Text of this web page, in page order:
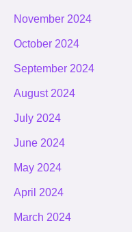
November 2024
October 2024
September 2024
August 2024
July 2024
June 2024
May 2024
April 2024
March 2024